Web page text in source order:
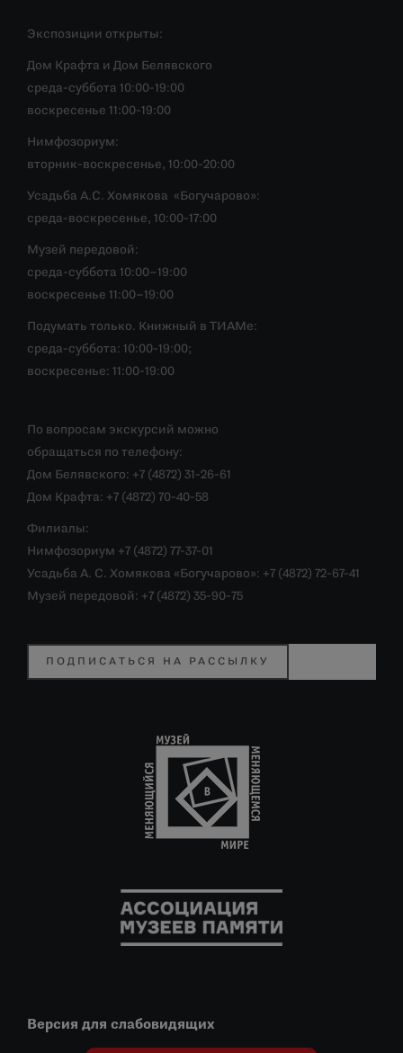
Экспозиции открыты:
Дом Крафта и Дом Белявского
среда-суббота 10:00-19:00
воскресенье 11:00-19:00
Нимфозориум:
вторник-воскресенье, 10:00-20:00
Усадьба А.С. Хомякова «Богучарово»:
среда-воскресенье, 10:00-17:00
Музей передовой:
среда-суббота 10:00–19:00
воскресенье 11:00–19:00
Подумать только. Книжный в ТИАМе:
среда-суббота: 10:00-19:00;
воскресенье: 11:00-19:00
По вопросам экскурсий можно
обращаться по телефону:
Дом Белявского: +7 (4872) 31-26-61
Дом Крафта: +7 (4872) 70-40-58
Филиалы:
Нимфозориум +7 (4872) 77-37-01
Усадьба А. С. Хомякова «Богучарово»: +7 (4872) 72-67-41
Музей передовой: +7 (4872) 35-90-75
ПОДПИСАТЬСЯ НА РАССЫЛКУ
Версия для слабовидящих